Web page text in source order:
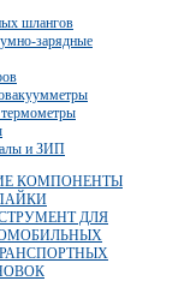
шлангов
зарядные
и ЗИП
КОМПОНЕНТЫ
ДЛЯ